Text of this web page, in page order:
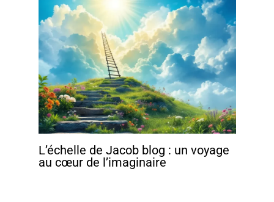
L’échelle de Jacob blog : un voyage
au cœur de l’imaginaire